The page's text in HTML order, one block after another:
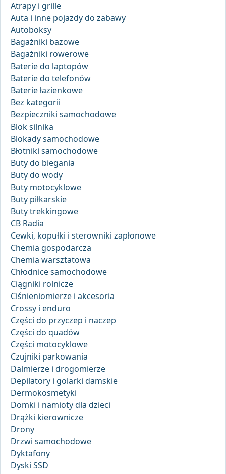
Atrapy i grille
Auta i inne pojazdy do zabawy
Autoboksy
Bagażniki bazowe
Bagażniki rowerowe
Baterie do laptopów
Baterie do telefonów
Baterie łazienkowe
Bez kategorii
Bezpieczniki samochodowe
Blok silnika
Blokady samochodowe
Błotniki samochodowe
Buty do biegania
Buty do wody
Buty motocyklowe
Buty piłkarskie
Buty trekkingowe
CB Radia
Cewki, kopułki i sterowniki zapłonowe
Chemia gospodarcza
Chemia warsztatowa
Chłodnice samochodowe
Ciągniki rolnicze
Ciśnieniomierze i akcesoria
Crossy i enduro
Części do przyczep i naczep
Części do quadów
Części motocyklowe
Czujniki parkowania
Dalmierze i drogomierze
Depilatory i golarki damskie
Dermokosmetyki
Domki i namioty dla dzieci
Drążki kierownicze
Drony
Drzwi samochodowe
Dyktafony
Dyski SSD